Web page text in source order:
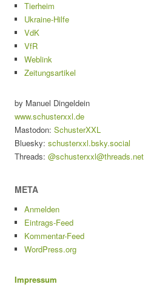
Tierheim
Ukraine-Hilfe
VdK
VfR
Weblink
Zeitungsartikel
by Manuel Dingeldein
www.schusterxxl.de
Mastodon: SchusterXXL
Bluesky: schusterxxl.bsky.social
Threads: @schusterxxl@threads.net
META
Anmelden
Eintrags-Feed
Kommentar-Feed
WordPress.org
Impressum